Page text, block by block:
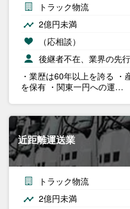
トラック物流
2億円未満
（応相談）
後継者不在、業界の先
・業歴は60年以上を誇る
を保有 ・関東一円への運…
近距離運送業
トラック物流
2億円未満